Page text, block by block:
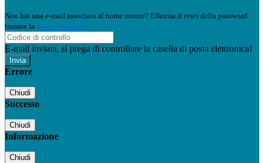
Non hai una e-mail associata al nome utente? Effettua il reset della password
tramite la Login Spaggiari
E-mail inviata, si prega di controllare la casella di posta elettronica!
Errore
Chiudi
Successo
Chiudi
Informazione
Chiudi